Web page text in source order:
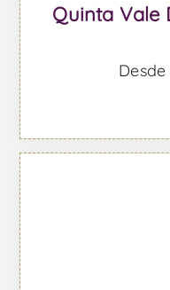
Quinta Vale
Desde